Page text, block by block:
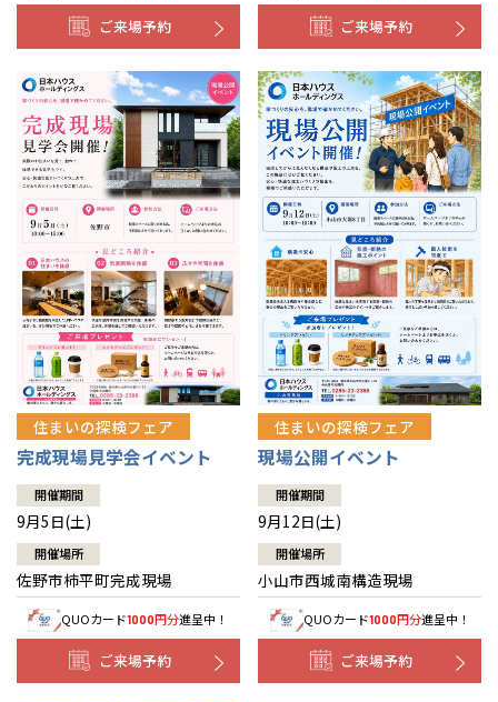
ご来場予約 ご来場予約
住まいの探検フェア
完成現場見学会イベント
開催期間
9月5日(土)
開催場所
佐野市柿平町完成現場
QUOカード1000円分進呈中！
ご来場予約
住まいの探検フェア
現場公開イベント
開催期間
9月12日(土)
開催場所
小山市西城南構造現場
QUOカード1000円分進呈中！
ご来場予約